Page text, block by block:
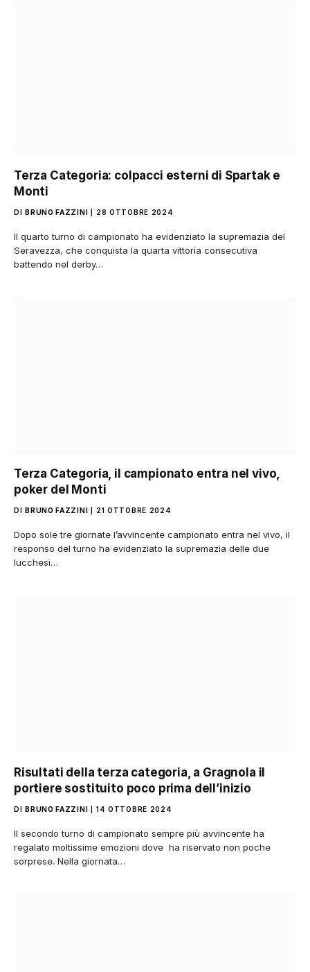
Terza Categoria: colpacci esterni di Spartak e
Monti
DI BRUNO FAZZINI 28 OTTOBRE 2024
Il quarto turno di campionato ha evidenziato la supremazia del
Seravezza, che conquista la quarta vittoria consecutiva
battendo nel derby…
Terza Categoria, il campionato entra nel vivo,
poker del Monti
DI BRUNO FAZZINI 21 OTTOBRE 2024
Dopo sole tre giornate l’avvincente campionato entra nel vivo, il
responso del turno ha evidenziato la supremazia delle due
lucchesi…
Risultati della terza categoria, a Gragnola il
portiere sostituito poco prima dell’inizio
DI BRUNO FAZZINI 14 OTTOBRE 2024
Il secondo turno di campionato sempre più avvincente ha
regalato moltissime emozioni dove ha riservato non poche
sorprese. Nella giornata…